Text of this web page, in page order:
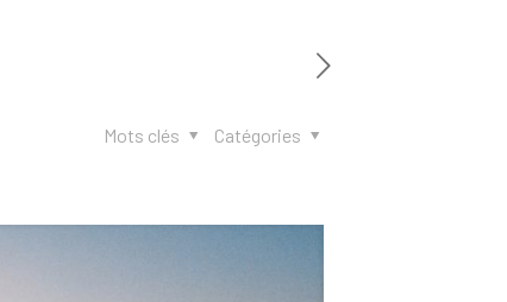
Catégories
Mots clés